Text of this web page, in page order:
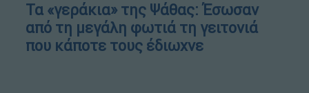
Τα «γεράκια» της Ψάθας: Έσωσαν
από τη μεγάλη φωτιά τη γειτονιά
που κάποτε τους έδιωχνε